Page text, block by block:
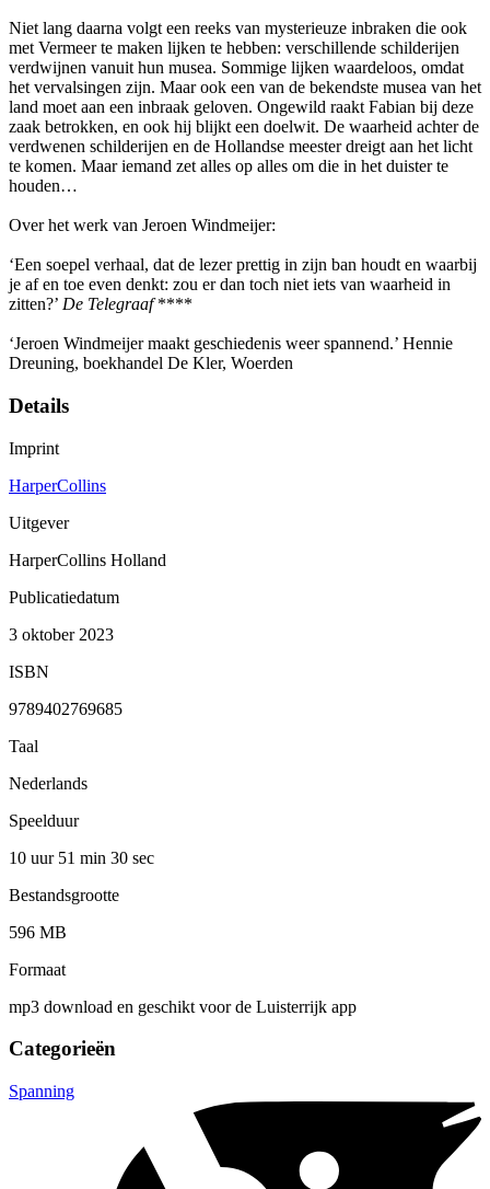
Niet lang daarna volgt een reeks van mysterieuze inbraken die ook
met Vermeer te maken lijken te hebben: verschillende schilderijen
verdwijnen vanuit hun musea. Sommige lijken waardeloos, omdat
het vervalsingen zijn. Maar ook een van de bekendste musea van het
land moet aan een inbraak geloven. Ongewild raakt Fabian bij deze
zaak betrokken, en ook hij blijkt een doelwit. De waarheid achter de
verdwenen schilderijen en de Hollandse meester dreigt aan het licht
te komen. Maar iemand zet alles op alles om die in het duister te
houden…
Over het werk van Jeroen Windmeijer:
‘Een soepel verhaal, dat de lezer prettig in zijn ban houdt en waarbij
je af en toe even denkt: zou er dan toch niet iets van waarheid in
zitten?’ De Telegraaf****
‘Jeroen Windmeijer maakt geschiedenis weer spannend.’ Hennie
Dreuning, boekhandel De Kler, Woerden
Details
Imprint
HarperCollins
Uitgever
HarperCollins Holland
Publicatiedatum
3 oktober 2023
ISBN
9789402769685
Taal
Nederlands
Speelduur
10 uur 51 min 30 sec
Bestandsgrootte
596 MB
Formaat
mp3 download en geschikt voor de Luisterrijk app
Categorieën
Spanning